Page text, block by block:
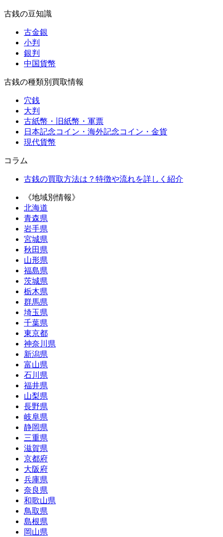
古銭の豆知識
古金銀
小判
銀判
中国貨幣
古銭の種類別買取情報
穴銭
大判
古紙幣・旧紙幣・軍票
⽇本記念コイン・海外記念コイン・⾦貨
現代貨幣
コラム
古銭の買取方法は？特徴や流れを詳しく紹介
《地域別情報》
北海道
青森県
岩手県
宮城県
秋田県
山形県
福島県
茨城県
栃木県
群馬県
埼玉県
千葉県
東京都
神奈川県
新潟県
富山県
石川県
福井県
山梨県
長野県
岐阜県
静岡県
三重県
滋賀県
京都府
大阪府
兵庫県
奈良県
和歌山県
鳥取県
島根県
岡山県